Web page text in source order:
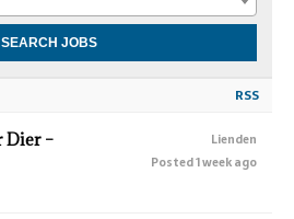
RSS
Dier –
Lienden
Posted 1 week ago